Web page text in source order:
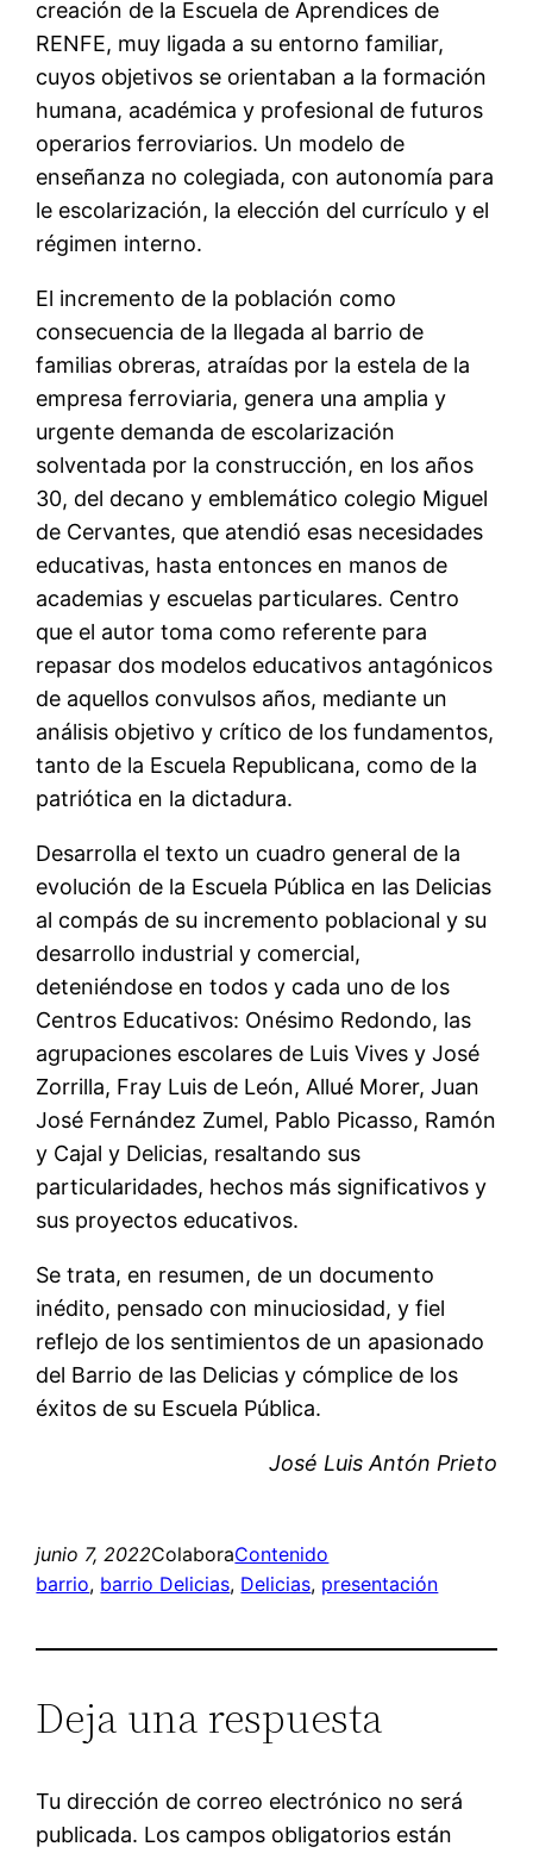
creación de la Escuela de Aprendices de
RENFE, muy ligada a su entorno familiar,
cuyos objetivos se orientaban a la formación
humana, académica y profesional de futuros
operarios ferroviarios. Un modelo de
enseñanza no colegiada, con autonomía para
le escolarización, la elección del currículo y el
régimen interno.
El incremento de la población como
consecuencia de la llegada al barrio de
familias obreras, atraídas por la estela de la
empresa ferroviaria, genera una amplia y
urgente demanda de escolarización
solventada por la construcción, en los años
30, del decano y emblemático colegio Miguel
de Cervantes, que atendió esas necesidades
educativas, hasta entonces en manos de
academias y escuelas particulares. Centro
que el autor toma como referente para
repasar dos modelos educativos antagónicos
de aquellos convulsos años, mediante un
análisis objetivo y crítico de los fundamentos,
tanto de la Escuela Republicana, como de la
patriótica en la dictadura.
Desarrolla el texto un cuadro general de la
evolución de la Escuela Pública en las Delicias
al compás de su incremento poblacional y su
desarrollo industrial y comercial,
deteniéndose en todos y cada uno de los
Centros Educativos: Onésimo Redondo, las
agrupaciones escolares de Luis Vives y José
Zorrilla, Fray Luis de León, Allué Morer, Juan
José Fernández Zumel, Pablo Picasso, Ramón
y Cajal y Delicias, resaltando sus
particularidades, hechos más significativos y
sus proyectos educativos.
Se trata, en resumen, de un documento
inédito, pensado con minuciosidad, y fiel
reflejo de los sentimientos de un apasionado
del Barrio de las Delicias y cómplice de los
éxitos de su Escuela Pública.
José Luis Antón Prieto
junio 7, 2022ColaboraContenido
barrio, barrio Delicias, Delicias, presentación
Deja una respuesta
Tu dirección de correo electrónico no será
publicada. Los campos obligatorios están